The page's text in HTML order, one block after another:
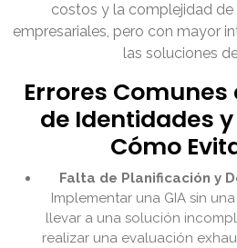
costos y la complejidad de
empresariales, pero con mayor
las soluciones
Errores Comunes
de Identidades
Cómo
Falta de Planificación y
Implementar una GIA sin
llevar a una solución
realizar una evaluación